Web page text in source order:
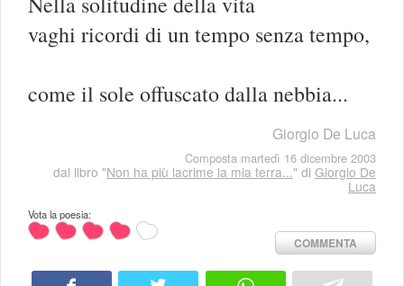
vaghi ricordi di un tempo senza tempo,
come il sole offuscato dalla nebbia...
Giorgio De Luca
Composta martedì 16 dicembre 2003
dal libro "Non ha più lacrime la mia terra..." di Giorgio De
Luca
Vota la poesia:
COMMENTA